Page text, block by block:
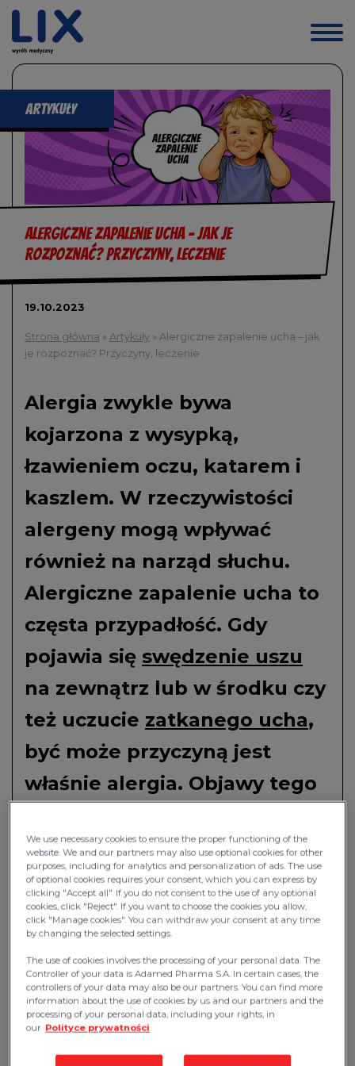
Przejdź
do
treściartykuły
Alergiczne zapalenie ucha - jak je
rozpoznać? Przyczyny, leczenie
19.10.2023
Strona główna » Artykuły » Alergiczne zapalenie ucha – jak
je rozpoznać? Przyczyny, leczenie
Alergia zwykle bywa
kojarzona z wysypką,
łzawieniem oczu, katarem i
kaszlem. W rzeczywistości
alergeny mogą wpływać
również na narząd słuchu.
Alergiczne zapalenie ucha to
częsta przypadłość. Gdy
pojawia się swędzenie uszu
na zewnątrz lub w środku czy
też uczucie zatkanego ucha,
być może przyczyną jest
właśnie alergia. Objawy tego
również przy chorobach
infekcyjnych uszu. Jak
odróżnić symptomy? Kiedy
mamy do czynienia z
alergiczną postacią zapalenia
uszu? Dowiesz się tego po
przeczytaniu naszego tekstu!
We use necessary cookies to ensure the proper functioning of the
website. We and our partners may also use optional cookies for other
purposes, including for analytics and personalization of ads. The use
of optional cookies requires your consent, which you can express by
clicking "Accept all". If you do not consent to the use of any optional
cookies, click "Reject". If you want to choose the cookies you allow,
click "Manage cookies". You can withdraw your consent at any time
by changing the selected settings.
The use of cookies involves the processing of your personal data. The
Controller of your data is Adamed Pharma S.A. In certain cases, the
controllers of your data may also be our partners. You can find more
information about the use of cookies by us and our partners and the
processing of your personal data, including your rights, in
our Polityce prywatności